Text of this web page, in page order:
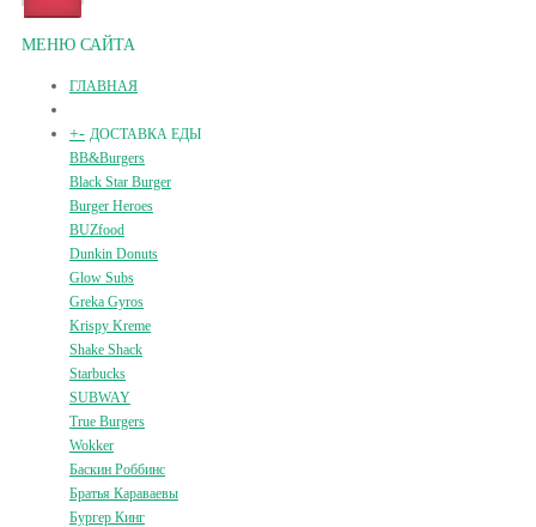
МЕНЮ САЙТА
ГЛАВНАЯ
+- ДОСТАВКА ЕДЫ
BB&Burgers
Black Star Burger
Burger Heroes
BUZfood
Dunkin Donuts
Glow Subs
Greka Gyros
Krispy Kreme
Shake Shack
Starbucks
SUBWAY
True Burgers
Wokker
Баскин Роббинс
Братья Караваевы
Бургер Кинг